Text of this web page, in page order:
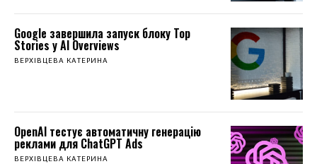
Google завершила запуск блоку Top
Stories у AI Overviews
ВЕРХІВЦЕВА КАТЕРИНА
OpenAI тестує автоматичну генерацію
реклами для ChatGPT Ads
ВЕРХІВЦЕВА КАТЕРИНА